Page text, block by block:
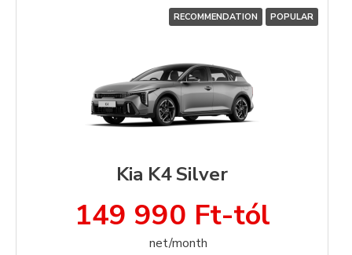
RECOMMENDATION POPULAR
Kia K4 Silver
149 990 Ft-tól
net/month